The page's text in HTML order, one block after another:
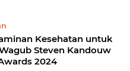
Kesehatan untuk
Steven Kandouw
2024